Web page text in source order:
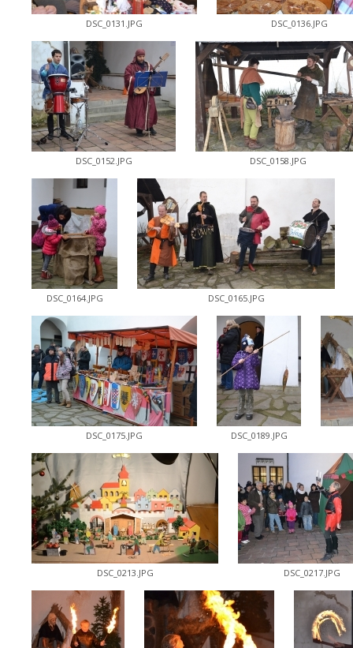
DSC_0131.JPG DSC_0136.JPG
DSC_0152.JPG DSC_0158.JPG
DSC_0164.JPG DSC_0165.JPG
DSC_0175.JPG DSC_0189.JPG
DSC_0213.JPG DSC_0217.JPG